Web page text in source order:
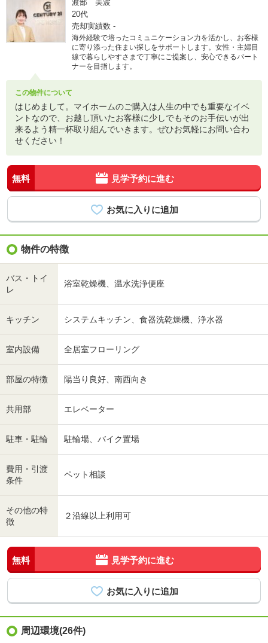
渡部 美波
20代
売却実績数 -
海外経験で培ったコミュニケーション力を活かし、お客様
に寄り添った住まい探しをサポートします。女性・主婦目
線で暮らしやすさまで丁寧にご提案し、安心できるパート
ナーを目指します。
この物件について
はじめまして。マイホームのご購入は人生の中でも重要なイベ
ントなので、お越し頂いたお客様に少しでもそのお手伝いが出
来るよう精一杯取り組んでいきます。ぜひお気軽にお問い合わ
せください！
無料 見学予約に進む
物件の特徴
バス・トイ
レ
浴室乾燥機、温水洗浄便座
キッチン システムキッチン、食器洗乾燥機、浄水器
室内設備 全居室フローリング
部屋の特徴 陽当り良好、南西向き
共用部 エレベーター
駐車・駐輪 駐輪場、バイク置場
費用・引渡
条件
ペット相談
その他の特
徴
２沿線以上利用可
無料 見学予約に進む
周辺環境(26件)